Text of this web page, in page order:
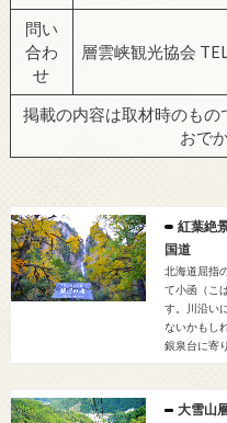
問い
合わ
せ
層雲峡観光協会
掲載の内容は取材時のもの
おで
紅葉絶
国道
北海道屈指
て小函（こ
す。川沿い
ないかもし
銀泉台に寄
大雪山